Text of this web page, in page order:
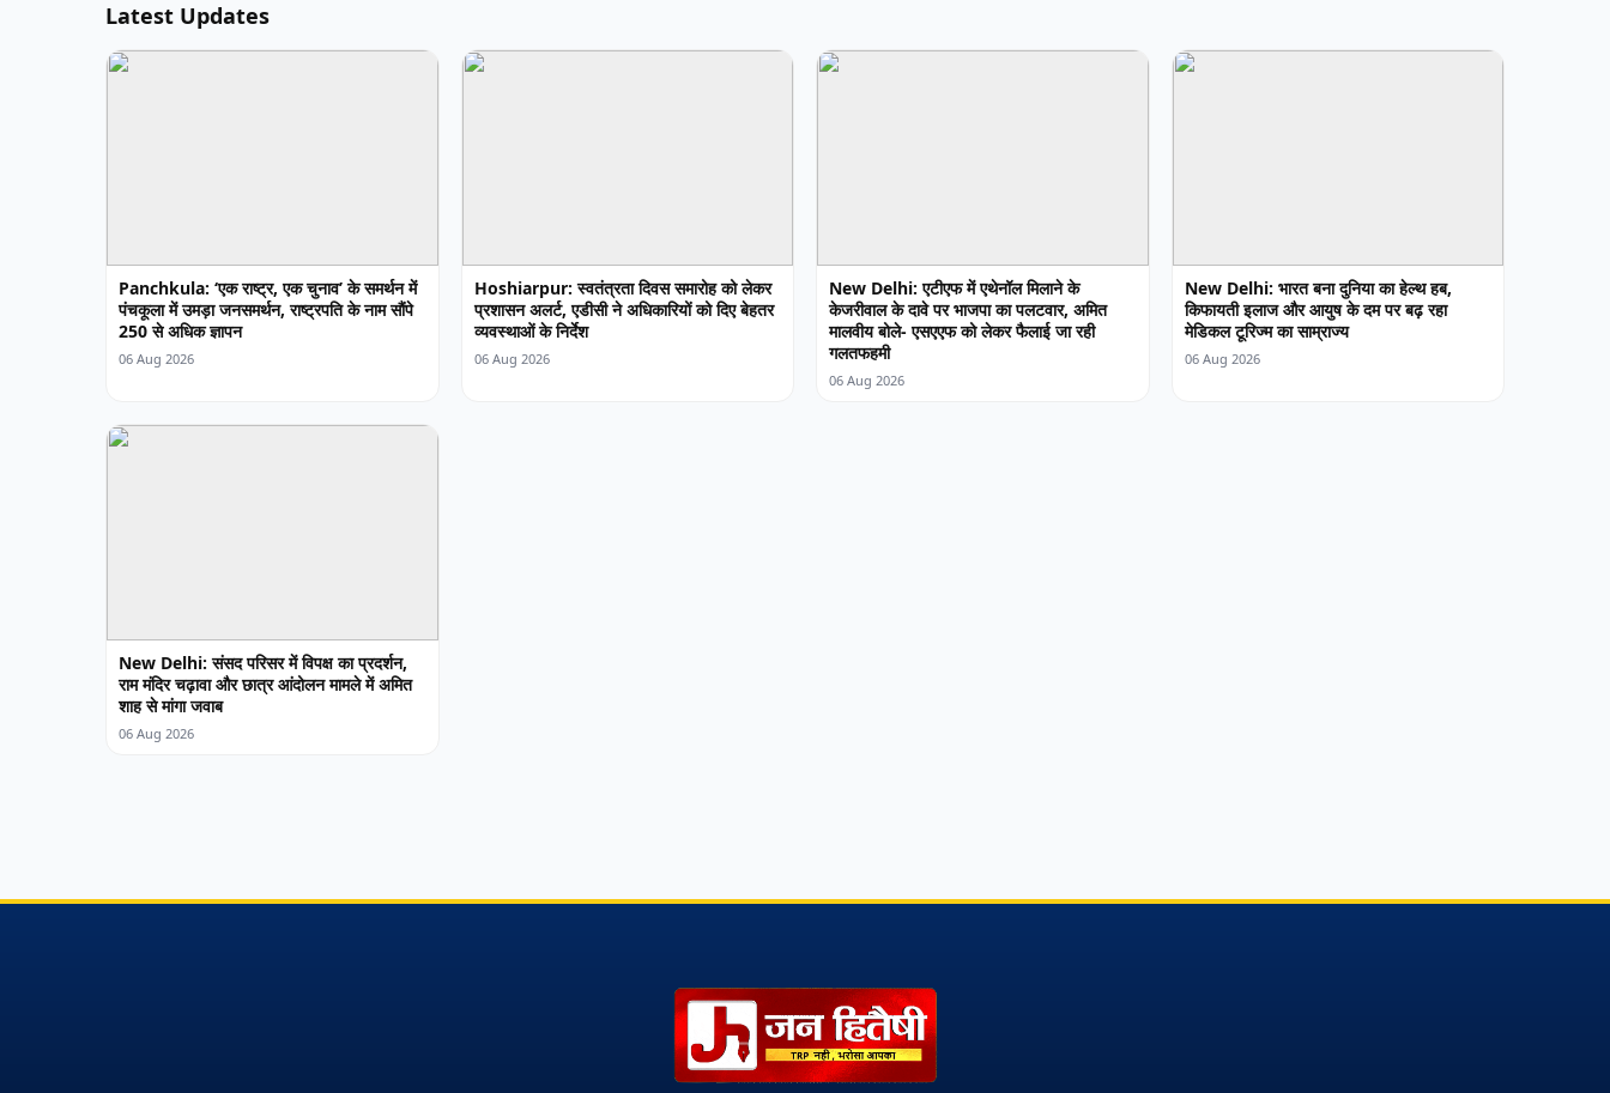
Latest Updates
Panchkula: ‘एक राष्ट्र, एक चुनाव’ के समर्थन में
पंचकूला में उमड़ा जनसमर्थन, राष्ट्रपति के नाम सौंपे
250 से अधिक ज्ञापन
06 Aug 2026
Hoshiarpur: स्वतंत्रता दिवस समारोह को लेकर
प्रशासन अलर्ट, एडीसी ने अधिकारियों को दिए बेहतर
व्यवस्थाओं के निर्देश
06 Aug 2026
New Delhi: एटीएफ में एथेनॉल मिलाने के
केजरीवाल के दावे पर भाजपा का पलटवार, अमित
मालवीय बोले- एसएएफ को लेकर फैलाई जा रही
गलतफहमी
06 Aug 2026
New Delhi: भारत बना दुनिया का हेल्थ हब,
किफायती इलाज और आयुष के दम पर बढ़ रहा
मेडिकल टूरिज्म का साम्राज्य
06 Aug 2026
New Delhi: संसद परिसर में विपक्ष का प्रदर्शन,
राम मंदिर चढ़ावा और छात्र आंदोलन मामले में अमित
शाह से मांगा जवाब
06 Aug 2026